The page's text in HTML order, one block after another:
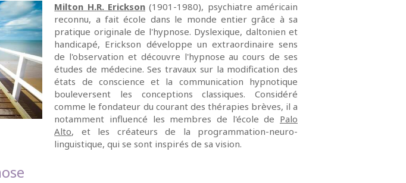
Milton H.R. Erickson (1901-1980), psychiatre américain
reconnu, a fait école dans le monde entier grâce à sa
pratique originale de l'hypnose. Dyslexique, daltonien et
handicapé, Erickson développe un extraordinaire sens
de l'observation et découvre l'hypnose au cours de ses
études de médecine. Ses travaux sur la modification des
états de conscience et la communication hypnotique
bouleversent les conceptions classiques. Considéré
comme le fondateur du courant des thérapies brèves, il a
notamment influencé les membres de l'école de Palo
Alto, et les créateurs de la programmation-neuro-
linguistique, qui se sont inspirés de sa vision.